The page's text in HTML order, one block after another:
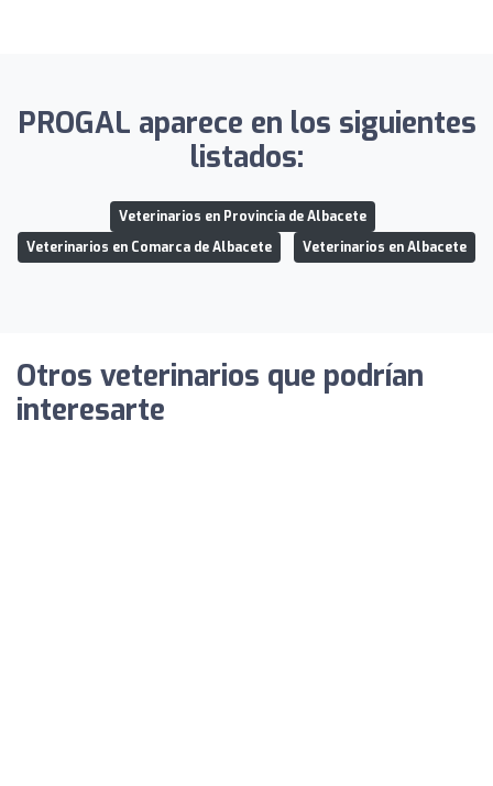
PROGAL aparece en los siguientes
listados:
Veterinarios en Provincia de Albacete
Veterinarios en Comarca de Albacete
Veterinarios en Albacete
Otros veterinarios que podrían
interesarte